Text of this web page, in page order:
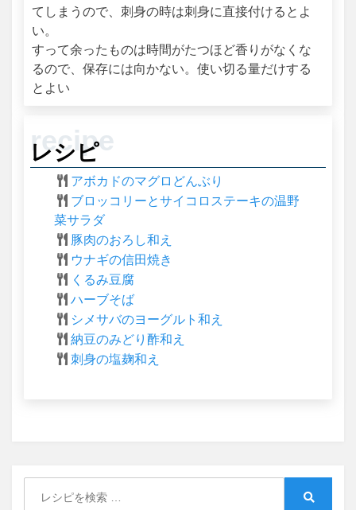
てしまうので、刺身の時は刺身に直接付けるとよ
い。
すって余ったものは時間がたつほど香りがなくな
るので、保存には向かない。使い切る量だけする
とよい
レシピ
アボカドのマグロどんぶり
ブロッコリーとサイコロステーキの温野
菜サラダ
豚肉のおろし和え
ウナギの信田焼き
くるみ豆腐
ハーブそば
シメサバのヨーグルト和え
納豆のみどり酢和え
刺身の塩麹和え